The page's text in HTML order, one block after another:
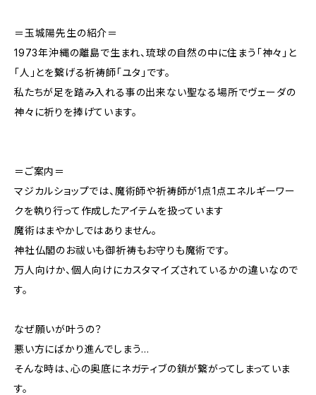
＝玉城陽先生の紹介＝
1973年沖縄の離島で生まれ、琉球の自然の中に住まう「神々」と
「人」とを繋げる祈祷師「ユタ」です。
私たちが足を踏み入れる事の出来ない聖なる場所でヴェーダの
神々に祈りを捧げています。
＝ご案内＝
マジカルショップでは、魔術師や祈祷師が1点1点エネルギーワー
クを執り行って作成したアイテムを扱っています
魔術はまやかしではありません。
神社仏閣のお祓いも御祈祷もお守りも魔術です。
万人向けか、個人向けにカスタマイズされているかの違いなので
す。
なぜ願いが叶うの？
悪い方にばかり進んでしまう…
そんな時は、心の奥底にネガティブの鎖が繋がってしまっていま
す。